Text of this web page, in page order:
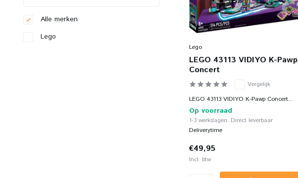
Alle merken
Lego
Lego
LEGO 43113 VIDIYO K-Pawp
Concert
Vergelijk
LEGO 43113 VIDIYO K-Pawp Concert...
Op voorraad
1-3 werkdagen: Direct leverbaar
Deliverytime
€49,95
Incl. btw